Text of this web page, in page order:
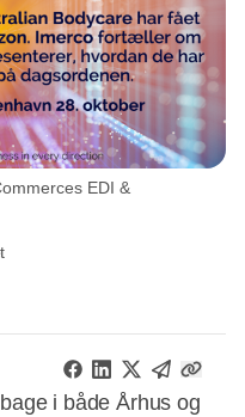
EDI &
i både Århus og